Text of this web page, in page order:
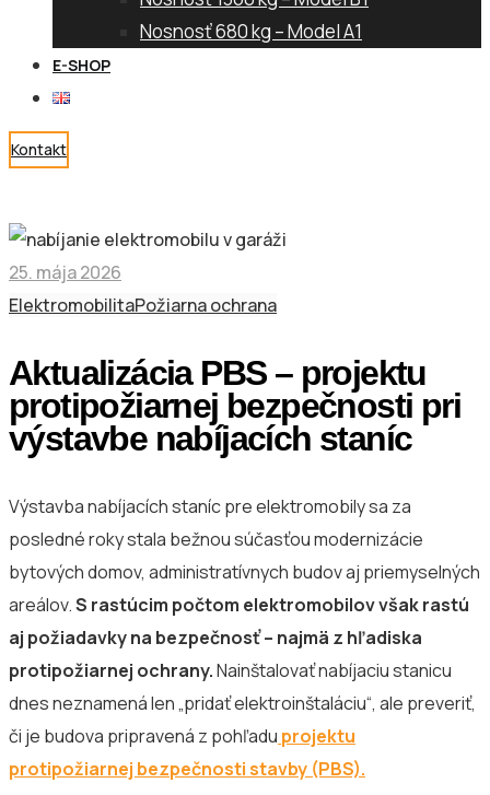
Nosnosť 680 kg – Model A1
E-SHOP
Kontakt
25. mája 2026
ElektromobilitaPožiarna ochrana
Aktualizácia PBS – projektu
protipožiarnej bezpečnosti pri
výstavbe nabíjacích staníc
Výstavba nabíjacích staníc pre elektromobily sa za
posledné roky stala bežnou súčasťou modernizácie
bytových domov, administratívnych budov aj priemyselných
areálov.S rastúcim počtom elektromobilov však rastú
aj požiadavky na bezpečnosť – najmä z hľadiska
protipožiarnej ochrany.Nainštalovať nabíjaciu stanicu
dnes neznamená len „pridať elektroinštaláciu“, ale preveriť,
či je budova pripravená z pohľadu projektu
protipožiarnej bezpečnosti stavby (PBS).